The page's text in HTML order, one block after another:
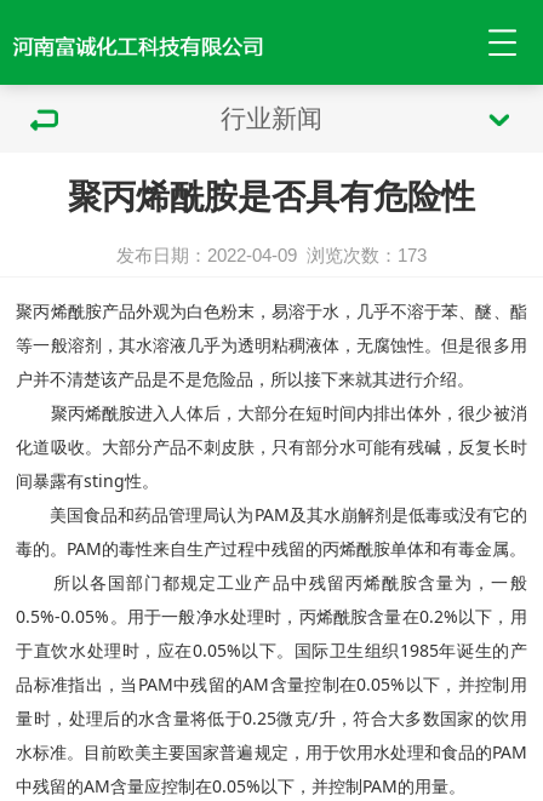
行业新闻
聚丙烯酰胺是否具有危险性
发布日期：2022-04-09 浏览次数： 173
聚丙烯酰胺产品外观为白色粉末，易溶于水，几乎不溶于苯、醚、酯
等一般溶剂，其水溶液几乎为透明粘稠液体，无腐蚀性。但是很多用
户并不清楚该产品是不是危险品，所以接下来就其进行介绍。
聚丙烯酰胺进入人体后，大部分在短时间内排出体外，很少被消
化道吸收。大部分产品不刺皮肤，只有部分水可能有残碱，反复长时
间暴露有sting性。
美国食品和药品管理局认为PAM及其水崩解剂是低毒或没有它的
毒的。PAM的毒性来自生产过程中残留的丙烯酰胺单体和有毒金属。
所以各国部门都规定工业产品中残留丙烯酰胺含量为，一般
0.5%-0.05%。用于一般净水处理时，丙烯酰胺含量在0.2%以下，用
于直饮水处理时，应在0.05%以下。国际卫生组织1985年诞生的产
品标准指出，当PAM中残留的AM含量控制在0.05%以下，并控制用
量时，处理后的水含量将低于0.25微克/升，符合大多数国家的饮用
水标准。目前欧美主要国家普遍规定，用于饮用水处理和食品的PAM
中残留的AM含量应控制在0.05%以下，并控制PAM的用量。